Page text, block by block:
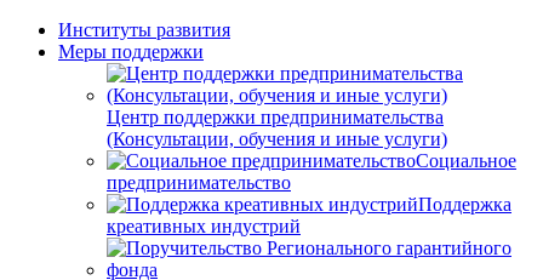
Институты развития
Меры поддержки
Центр поддержки предпринимательства
(Консультации, обучения и иные услуги)
Социальное
предпринимательство
Поддержка
креативных индустрий